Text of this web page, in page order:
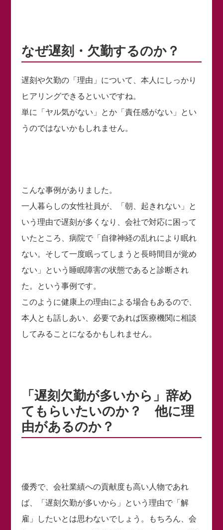
なぜ遅刻・欠勤するのか？
遅刻や欠勤の「理由」について、本人にしっかり
ヒアリングできるといいですね。
単に「ヤル気がない」とか「責任感がない」とい
うのではないかもしれません。
こんな事例がありました。
一人暮らしの女性社員が、「朝、起きれない」と
いう理由で遅刻が多くなり、会社で対応に困って
いたところ、病院で「自律神経の乱れにより眠れ
ない。そして一度眠ってしまうと長時間目が覚め
ない」という睡眠障害の状態であると診断され
た。という事例です。
このように健康上の理由による場合もあるので、
本人とも話しあい、必要であれば医療機関に相談
してみることになるかもしれません。
「遅刻欠勤が多いから」辞め
てもらいたいのか？ 他に理
由があるのか？
優秀で、会社業績への貢献度も高い人物であれ
ば、「遅刻欠勤が多いから」という理由で「解
雇」したいとは思わないでしょう。もちろん、会